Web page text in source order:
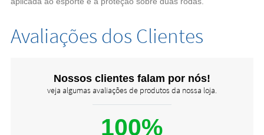
Avaliações dos Clientes
Nossos clientes falam por nós!
veja algumas avaliações de produtos da nossa loja.
100%